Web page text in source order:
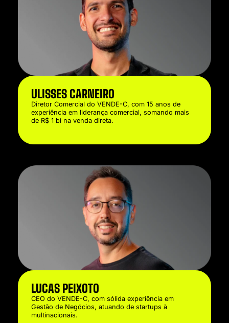
ULISSES CARNEIRO
Diretor Comercial do VENDE-C, com 15 anos de
experiência em liderança comercial, somando mais
de R$ 1 bi na venda direta.
LUCAS PEIXOTO
CEO do VENDE-C, com sólida experiência em
Gestão de Negócios, atuando de startups à
multinacionais.